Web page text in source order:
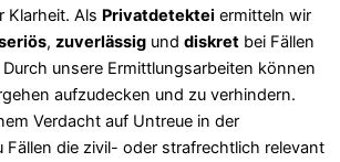
Klarheit. Als Privatdetektei ermitteln wir
, zuverlässig und diskret bei Fällen
unsere Ermittlungsarbeiten können
aufzudecken und zu verhindern.
Verdacht auf Untreue in der
Fällen die zivil- oder strafrechtlich relevant